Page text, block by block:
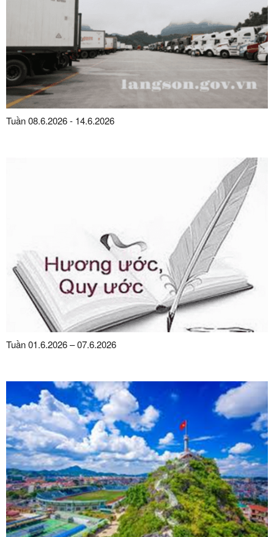
Tuần 08.6.2026 - 14.6.2026
Tuần 01.6.2026 – 07.6.2026